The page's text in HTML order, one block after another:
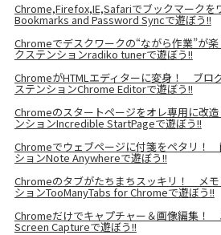
Chrome,Firefox,IE,Safariでブックマークを
Bookmarks and Password Syncで遊ぼう!!
Chromeでデスクワークの“ながら作業”が
クステンションradiko tunerで遊ぼう!!
ChromeがHTMLエディターに変身！ ブロ
ステンションChrome Editorで遊ぼう!!
Chromeのスタートページをオレ専用に改
ンションIncredible StartPageで遊ぼう!!
Chromeでウェブページに付箋をペタリ！
ションNote Anywhereで遊ぼう!!
Chromeのタブがたちまちスッキリ！ メモ
ションTooManyTabs for Chromeで遊ぼう!!
Chromeだけでキャプチャー＆画像編集！
Screen Captureで遊ぼう!!